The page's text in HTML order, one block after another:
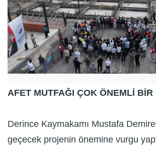
AFET MUTFAĞI ÇOK ÖNEMLİ BİR
Derince Kaymakamı Mustafa
geçecek projenin önemine vurgu